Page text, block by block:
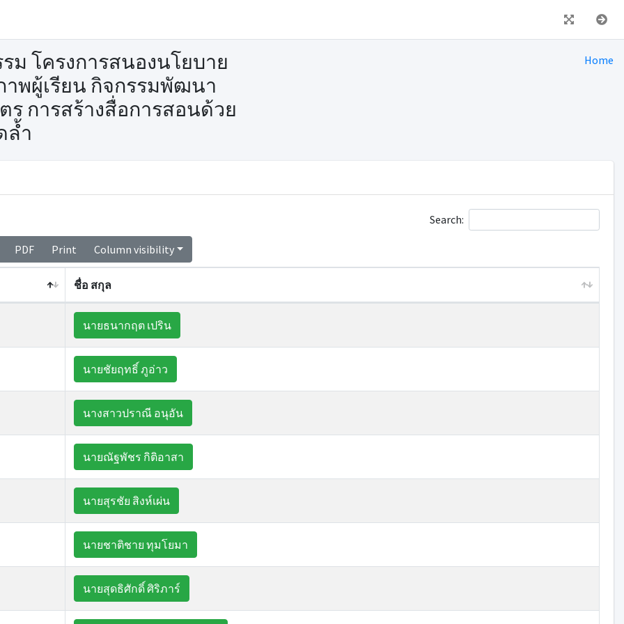
ม โครงการสนองนโยบาย
พผู้เรียน กิจกรรมพัฒนา
ร การสร้างสื่อการสอนด้วย
ล้ำ
Home
PDF Print Column visibility
Search:
ชื่อ สกุล
นายธนากฤต เปริน
นายชัยฤทธิ์ ภูอ่าว
นางสาวปราณี อนุอัน
นายณัฐพัชร กิติอาสา
นายสุรชัย สิงห์เผ่น
นายชาติชาย ทุมโยมา
นายสุดธิศักดิ์ ศิริภาร์